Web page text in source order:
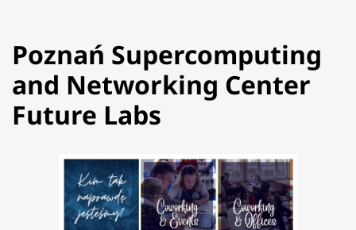
Poznań Supercomputing
and Networking Center
Future Labs